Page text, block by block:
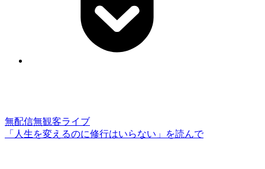
無配信無観客ライブ
「人生を変えるのに修行はいらない」を読んで